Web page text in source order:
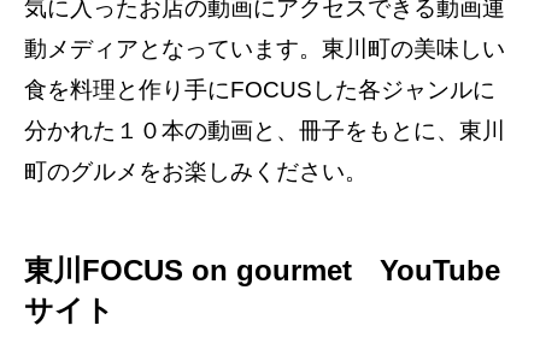
気に入ったお店の動画にアクセスできる動画連
動メディアとなっています。東川町の美味しい
食を料理と作り手にFOCUSした各ジャンルに
分かれた１０本の動画と、冊子をもとに、東川
町のグルメをお楽しみください。
東川FOCUS on gourmet YouTube
サイト